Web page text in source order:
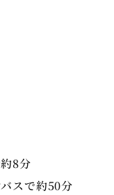
8分
スで約50分